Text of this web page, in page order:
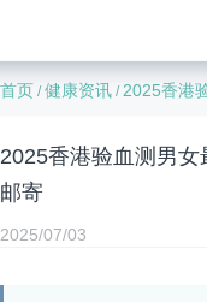
首页 /健康资讯 / 2025香港验
2025香港验血测男女
邮寄
2025/07/03